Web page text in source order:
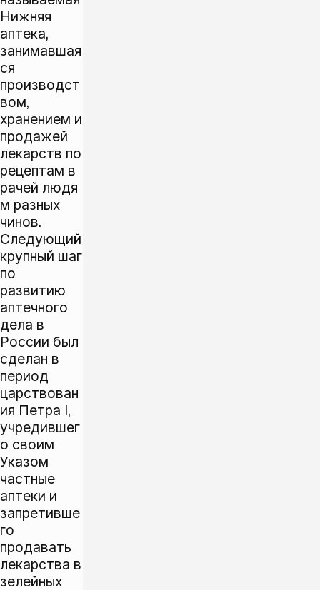
Нижняя
аптека,
занимавшая
ся
производст
вом,
хранением и
продажей
лекарств по
рецептам в
рачей людя
м разных
чинов.
Следующий
крупный шаг
по
развитию
аптечного
дела в
России был
сделан в
период
царствован
ия Петра I,
учредившег
о своим
Указом
частные
аптеки и
запретивше
го
продавать
лекарства в
зелейных